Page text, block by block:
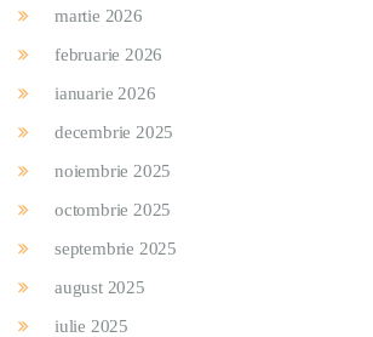
martie 2026
februarie 2026
ianuarie 2026
decembrie 2025
noiembrie 2025
octombrie 2025
septembrie 2025
august 2025
iulie 2025